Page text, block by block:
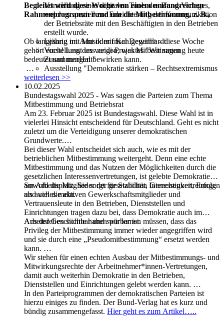
Begleitet wird diese Woche von einem umfangreichen
Rahmenprogramm rund um die Mitbestimmung, z. B.,
Vorstellung eines digitalen Tools des Bund-Verlages,
welches speziell zur Erleichterung der Kommunikation
der Betriebsräte mit den Beschäftigten in den Betrieben
erstellt wurde.
Lesung mit Musik mit Kai Degenhardt
Vorstellung des ver.di-Projektes "Wir sagen
ZusammenHalt"
Ausstellung "Demokratie stärken – Rechtsextremismus
bekämpfen"
Büchertisch des Bund-Verlages
und vieles mehr...
Ob langjährig im Amt oder frisch gewählt – diese Woche
gehört euch! Lasst uns zeigen, was Mitbestimmung heute
bedeutet und morgen bewirken kann.
Auch das Bildungswerk der ver.di in Bayern e. V. ist mit
einem Seminar vertreten. Denn in dieser Woche findet das BR
2 - Personelle Angelegenheiten (Nummer: 25/30/020) statt
und es sind noch Plätze frei. Mit folgendem Link gelangt man
dirket zur Anmeldung:https://verdi-bw-bayern.de/events/25-
30-020
weiterlesen >>
10.02.2025
Bundestagswahl 2025 - Was sagen die Parteien zum Thema
Mitbestimmung und Betriebsrat
Am 23. Februar 2025 ist Bundestagswahl. Diese Wahl ist in
vielerlei Hinsicht entscheidend für Deutschland. Geht es nicht
zuletzt um die Verteidigung unserer demokratischen
Grundwerte.
Bei dieser Wahl entscheidet sich auch, wie es mit der
betrieblichen Mitbestimmung weitergeht. Denn eine echte
Mitbestimmung und das Nutzen der Möglichkeiten durch die
gesetzlichen Interessenvertretungen, ist gelebte Demokratie
am Arbeitsplatz. Sie sorgt für Stabilität, Gerechtigkeit, Erfolg
und vieles mehr.
Sowohl die Mitglieder der gesetzlichen Interessenvertretungen
als auch die aktiven Gewerkschaftsmitglieder und
Vertrauensleute in den Betrieben, Dienststellen und
Einrichtungen tragen dazu bei, dass Demokratie auch im
Arbeitsleben sichtbar und spürbar ist.
Aus der Geschichte haben wir lernen müssen, dass das
Privileg der Mitbestimmung immer wieder angegriffen wird
und sie durch eine „Pseudomitbestimmung“ ersetzt werden
kann.
Wir stehen für einen echten Ausbau der Mitbestimmungs- und
Mitwirkungsrechte der Arbeitnehmer*innen-Vertretungen,
damit auch weiterhin Demokratie in den Betrieben,
Dienststellen und Einrichtungen gelebt werden kann.
In den Parteiprogrammen der demokratischen Parteien ist
hierzu einiges zu finden. Der Bund-Verlag hat es kurz und
bündig zusammengefasst. Hier geht es zum Artikel…..